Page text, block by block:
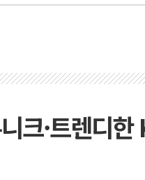
크·트렌디